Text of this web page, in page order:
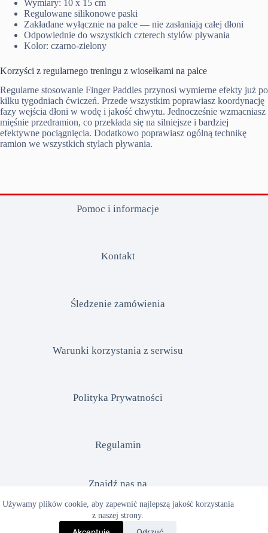
Używamy plików cookie, aby zapewnić najlepszą jakość korzystania
z naszej strony.
Wymiary: 10 x 15 cm
Regulowane silikonowe paski
Zakładane wyłącznie na palce — nie zasłaniają całej dłoni
Odpowiednie do wszystkich czterech stylów pływania
Kolor: czarno-zielony
Korzyści z regularnego treningu z wiosełkami na palce
Regularne stosowanie Finger Paddles przynosi wymierne efekty już po
kilku tygodniach ćwiczeń. Przede wszystkim poprawiasz koordynację
fazy wejścia dłoni w wodę i jakość chwytu. Jednocześnie wzmacniasz
mięśnie przedramion, co przekłada się na silniejsze i bardziej
efektywne pociągnięcia. Dodatkowo poprawiasz ogólną technikę
ramion we wszystkich stylach pływania.
Pomoc i informacje
Kontakt
Śledzenie zamówienia
Warunki korzystania z serwisu
Polityka Prywatności
Regulamin
Znajdź nas na